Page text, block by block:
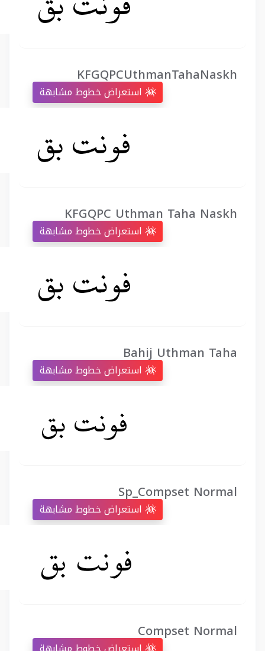
KFGQPCUthmanTahaNaskh
KFGQPC Uthman Taha Naskh
Bahij Uthman Taha
Sp_Compset Normal
Compset Normal